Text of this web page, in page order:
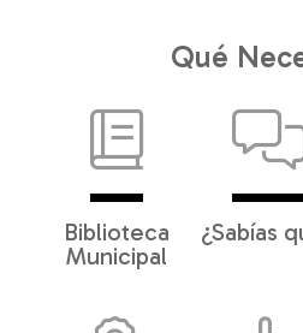
Qué
Biblioteca
Municipal
¿Sabías